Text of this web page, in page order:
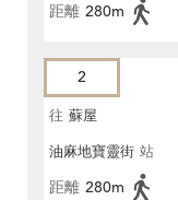
距離 280m
2
往 蘇屋
油麻地寶靈街 站
距離 280m